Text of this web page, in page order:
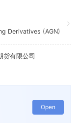
Derivatives (AGN)
有限公司
Open